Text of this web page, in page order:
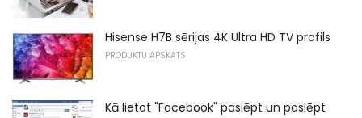
Hisense H7B sērijas 4K Ultra HD TV profils
PRODUKTU APSKATS
Kā lietot "Facebook" paslēpt un paslēpt